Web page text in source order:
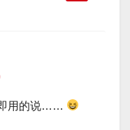
用的说……